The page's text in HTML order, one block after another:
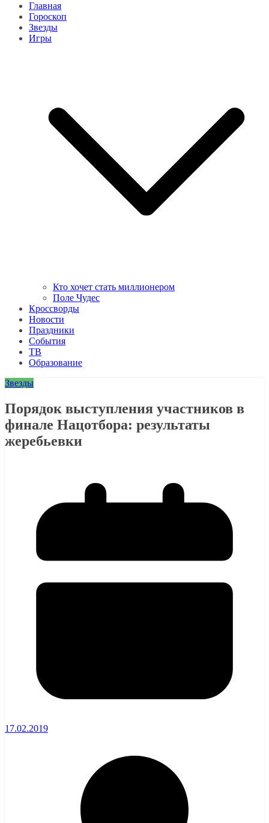
Главная
Гороскоп
Звезды
Игры
Кто хочет стать миллионером
Поле Чудес
Кроссворды
Новости
Праздники
События
ТВ
Образование
Звезды
Порядок выступления участников в
финале Нацотбора: результаты
жеребьевки
17.02.2019